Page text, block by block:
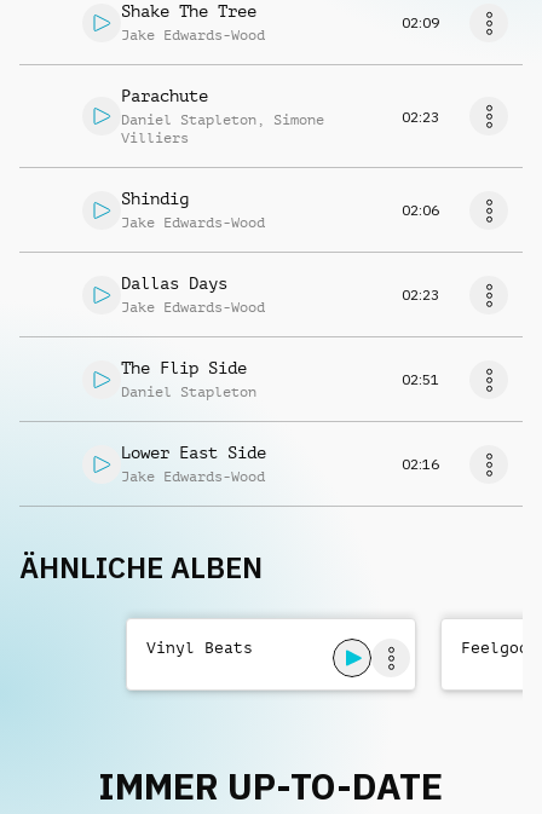
Shake The Tree
Jake Edwards-Wood
02:09
Parachute
Daniel Stapleton , Simone
Villiers
02:23
Shindig
Jake Edwards-Wood
02:06
Dallas Days
Jake Edwards-Wood
02:23
The Flip Side
Daniel Stapleton
02:51
Lower East Side
Jake Edwards-Wood
02:16
ÄHNLICHE ALBEN
Vinyl Beats
IMMER UP-TO-DATE